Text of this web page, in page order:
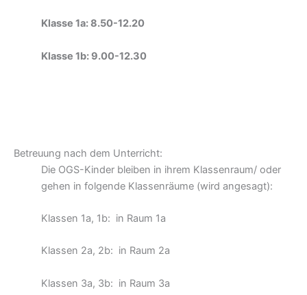
Klasse 1a: 8.50-12.20
Klasse 1b: 9.00-12.30
Betreuung nach dem Unterricht:
Die OGS-Kinder bleiben in ihrem Klassenraum/ oder
gehen in folgende Klassenräume (wird angesagt):
Klassen 1a, 1b: in Raum 1a
Klassen 2a, 2b: in Raum 2a
Klassen 3a, 3b: in Raum 3a